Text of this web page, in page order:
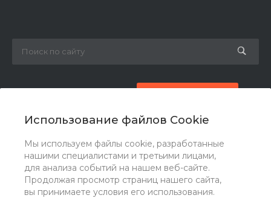
Использование файлов Cookie
Мы используем файлы cookie, разработанные
нашими специалистами и третьими лицами,
для анализа событий на нашем веб-сайте.
Продолжая просмотр страниц нашего сайта,
вы принимаете условия его использования.
zakaz@ogk-opora.ru
г. Москва, г. Москва, ул. 7-я Парковая, 24